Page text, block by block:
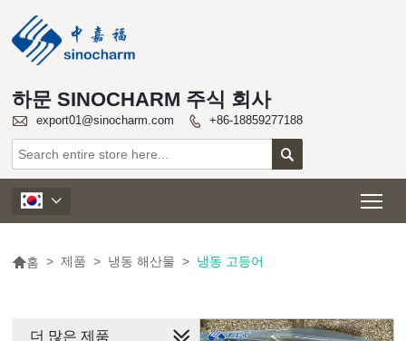
하문 SINOCHARM 주식 회사
 export01@sinocharm.com  +86-18859277188


홈 > 제품 > 냉동 해산물 > 냉동 고등어
더 많은 제품